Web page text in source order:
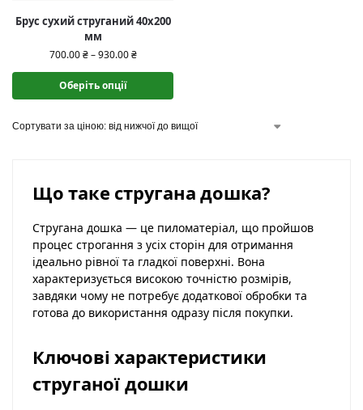
Брус сухий струганий 40х200
мм
700.00₴ – 930.00₴
Оберіть опції
Що таке стругана дошка?
Стругана дошка — це пиломатеріал, що пройшов
процес строгання з усіх сторін для отримання
ідеально рівної та гладкої поверхні. Вона
характеризується високою точністю розмірів,
завдяки чому не потребує додаткової обробки та
готова до використання одразу після покупки.
Ключові характеристики
струганої дошки